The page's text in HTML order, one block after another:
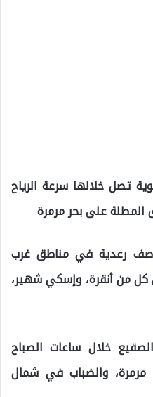
تصل خلالها سرعة الرياح
رعدية في مناطق غرب
كل من أنقرة، وإسكي شهير،
خلال ساعات الصباح
مرمرة، والضباب في شمال